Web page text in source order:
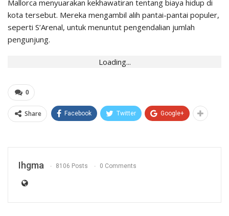
Mallorca menyuarakan kekhawatiran tentang biaya hidup di
kota tersebut. Mereka mengambil alih pantai-pantai populer,
seperti S’Arenal, untuk menuntut pengendalian jumlah
pengunjung.
Loading...
0
Share Facebook Twitter Google+
Ihgma 8106 Posts 0 Comments